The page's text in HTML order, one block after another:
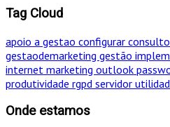
Tag Cloud
apoio a gestao configurar
gestaodemarketing gestão
internet marketing outlook
produtividade rgpd servidor
Onde estamos